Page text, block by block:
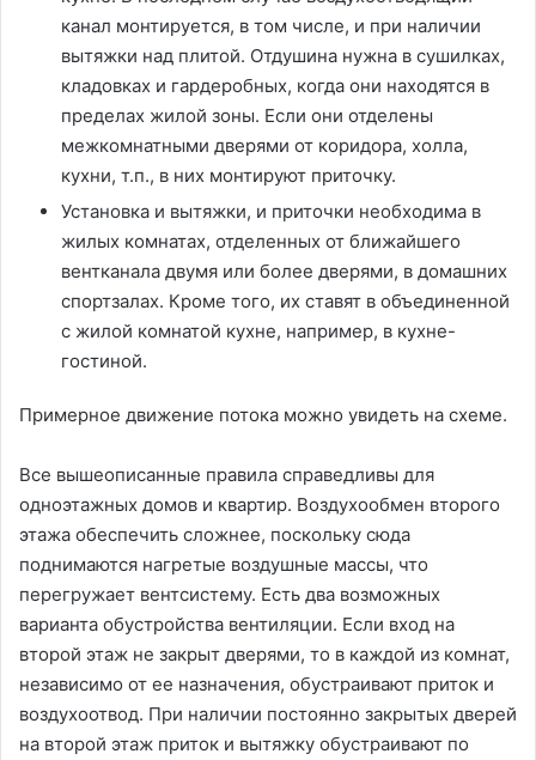
канал монтируется, в том числе, и при наличии
вытяжки над плитой. Отдушина нужна в сушилках,
кладовках и гардеробных, когда они находятся в
пределах жилой зоны. Если они отделены
межкомнатными дверями от коридора, холла,
кухни, т.п., в них монтируют приточку.
Установка и вытяжки, и приточки необходима в
жилых комнатах, отделенных от ближайшего
вентканала двумя или более дверями, в домашних
спортзалах. Кроме того, их ставят в объединенной
с жилой комнатой кухне, например, в кухне-
гостиной.
Примерное движение потока можно увидеть на схеме.
Все вышеописанные правила справедливы для
одноэтажных домов и квартир. Воздухообмен второго
этажа обеспечить сложнее, поскольку сюда
поднимаются нагретые воздушные массы, что
перегружает вентсистему. Есть два возможных
варианта обустройства вентиляции. Если вход на
второй этаж не закрыт дверями, то в каждой из комнат,
независимо от ее назначения, обустраивают приток и
воздухоотвод. При наличии постоянно закрытых дверей
на второй этаж приток и вытяжку обустраивают по